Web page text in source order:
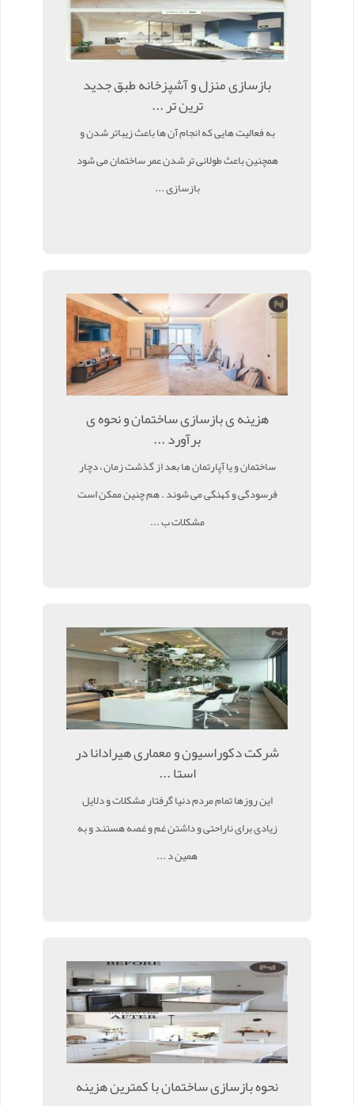
بازسازی منزل و آشپزخانه طبق جدید
ترین تر ...
به فعالیت هایی که انجام آن ها باعث زیباتر شدن و
همچنین باعث طولانی تر شدن عمر ساختمان می شود
بازسازی ...
هزینه ی بازسازی ساختمان و نحوه ی
برآورد ...
ساختمان و یا آپارتمان ها بعد از گذشت زمان ، دچار
فرسودگی و کهنگی می شوند . هم چنین ممکن است
مشکلات ب ...
شرکت دکوراسیون و معماری هیرادانا در
استا ...
این روزها تمام مردم دنیا گرفتار مشکلات و دلایل
زیادی برای ناراحتی و داشتن غم و غصه هستند و به
همین د ...
نحوه بازسازی ساختمان با کمترین هزینه